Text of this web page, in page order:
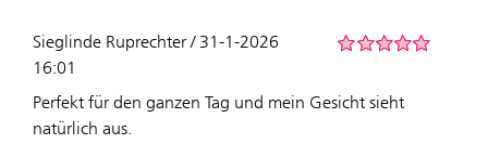
Sieglinde Ruprechter / 31-1-2026
16:01
Perfekt für den ganzen Tag und mein Gesicht sieht
natürlich aus.